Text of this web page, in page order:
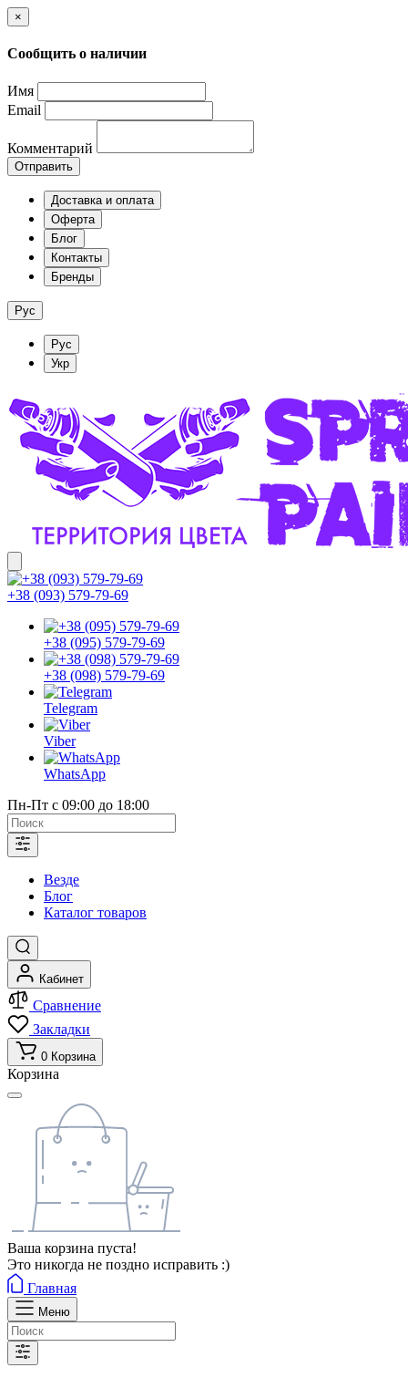
×
Сообщить о наличии
Имя
Email
Комментарий
Отправить
Доставка и оплата
Оферта
Блог
Контакты
Бренды
Рус
Рус
Укр
+38 (093) 579-79-69
+38 (095) 579-79-69
+38 (098) 579-79-69
Telegram
Viber
WhatsApp
Пн-Пт с 09:00 до 18:00
Везде
Блог
Каталог товаров
Кабинет
Сравнение
Закладки
0 Корзина
Корзина
Ваша корзина пуста!
Это никогда не поздно исправить :)
Главная
Меню